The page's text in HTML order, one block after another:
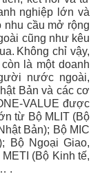
nghiệp lớn và
nhu cầu mở rộng
cũng như kêu
Không chỉ vậy,
là một doanh
nước ngoài,
Bản và các cơ
VALUE được
từ Bộ MLIT (Bộ
Bản); Bộ MIC
Bộ Ngoại Giao,
(Bộ Kinh tế,
.